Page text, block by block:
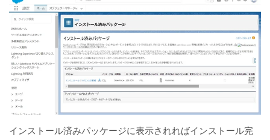
インストール済みパッケージに表示されればインストール完